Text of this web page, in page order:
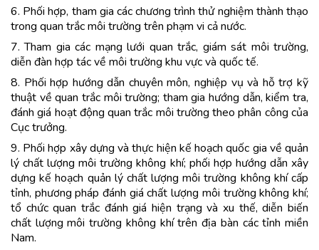
6. Phối hợp, tham gia các chương trình thử nghiệm thành thạo
trong quan trắc môi trường trên phạm vi cả nước.
7. Tham gia các mạng lưới quan trắc, giám sát môi trường,
diễn đàn hợp tác về môi trường khu vực và quốc tế.
8. Phối hợp hướng dẫn chuyên môn, nghiệp vụ và hỗ trợ kỹ
thuật về quan trắc môi trường; tham gia hướng dẫn, kiểm tra,
đánh giá hoạt động quan trắc môi trường theo phân công của
Cục trưởng.
9. Phối hợp xây dựng và thực hiện kế hoạch quốc gia về quản
lý chất lượng môi trường không khí; phối hợp hướng dẫn xây
dựng kế hoạch quản lý chất lượng môi trường không khí cấp
tỉnh, phương pháp đánh giá chất lượng môi trường không khí;
tổ chức quan trắc đánh giá hiện trạng và xu thế, diễn biến
chất lượng môi trường không khí trên địa bàn các tỉnh miền
Nam.